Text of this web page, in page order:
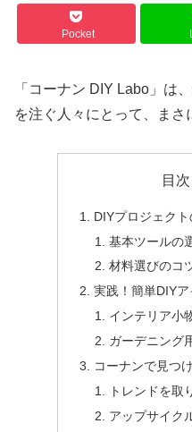
Pocket
「コーナン DIY Labo」は
を注ぐ人々にとって、まさ
目次
DIYプロジェク
基本ツールの
材料選びのコ
実践！簡単DIYア
インテリア小
ガーデニング
コーナンで見つ
トレンドを取
アップサイク